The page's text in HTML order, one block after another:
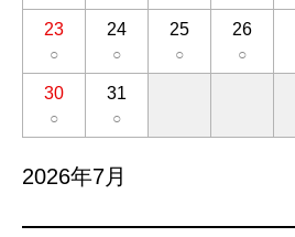
23
○
24
○
25
○
26
○
30
○
31
○
2026年7月